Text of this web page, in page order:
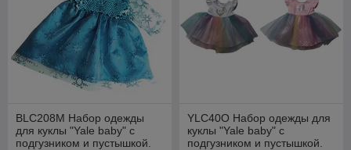
BLC208M Набор одежды
для куклы "Yale baby" с
подгузником и пустышкой.
YLC40O Набор одежды для
куклы "Yale baby" с
подгузником и пустышкой.